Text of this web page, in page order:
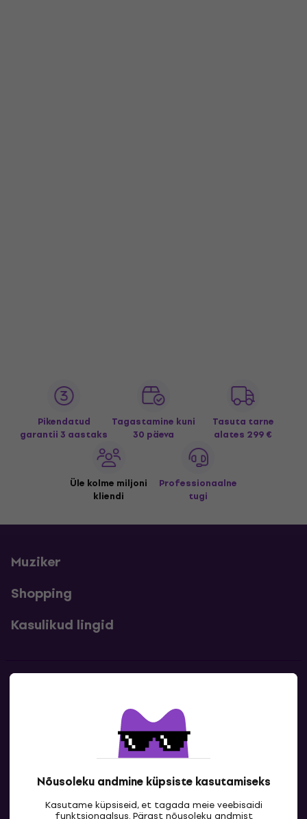
Nõusoleku andmine küpsiste kasutamiseks
Kasutame küpsiseid, et tagada meie veebisaidi
funktsionaalsus. Pärast nõusoleku andmist
Pikendatud
garantii 3 aastaks
Tagastamine kuni
30 päeva
Tasuta tarne
alates 299 €
Üle kolme miljoni
kliendi
Professionaalne
tugi
Muziker
Shopping
Kasulikud lingid
Kontaktandmed